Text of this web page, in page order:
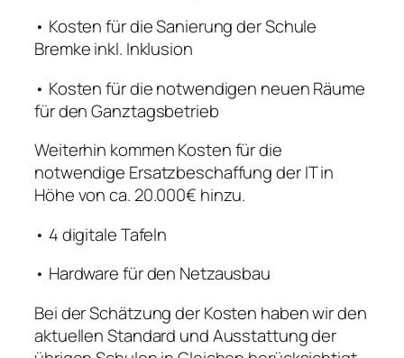
• Kosten für die Sanierung der Schule
Bremke inkl. Inklusion
• Kosten für die notwendigen neuen Räume
für den Ganztagsbetrieb
Weiterhin kommen Kosten für die
notwendige Ersatzbeschaffung der IT in
Höhe von ca. 20.000€ hinzu.
• 4 digitale Tafeln
• Hardware für den Netzausbau
Bei der Schätzung der Kosten haben wir den
aktuellen Standard und Ausstattung der